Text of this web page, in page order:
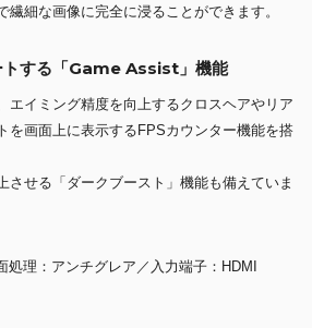
繊細な画像に完全に浸ることができます。
トする「Game Assist」機能
エイミング精度を向上するクロスヘアやリア
を画面上に表示するFPSカウンター機能を搭
させる「ダークブースト」機能も備えていま
処理：アンチグレア／入力端子：HDMI